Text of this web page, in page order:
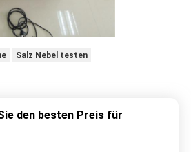
Salz Nebel testen
den besten Preis für